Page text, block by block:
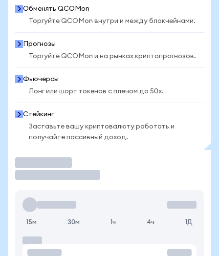
Обменять QCOMon
Торгуйте QCOMon внутри и между блокчейнами.
Прогнозы
Торгуйте QCOMon и на рынках криптопрогнозов.
Фьючерсы
Лонг или шорт токенов с плечом до 50x.
Стейкинг
Заставьте вашу криптовалюту работать и
получайте пассивный доход.
15м 30м 1ч 4ч 1Д